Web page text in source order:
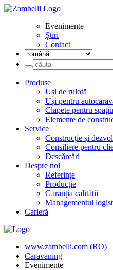
Evenimente
Știri
Contact
Produse
Uși de rulotă
Uși pentru
Clapete pentru
Elemente de
Service
Construcție și
Consiliere pentru
Descărcări
Despre noi
Referințe
Producție
Garanția calității
Managementul
Carieră
www.zambelli.com (RO)
Caravaning
Evenimente